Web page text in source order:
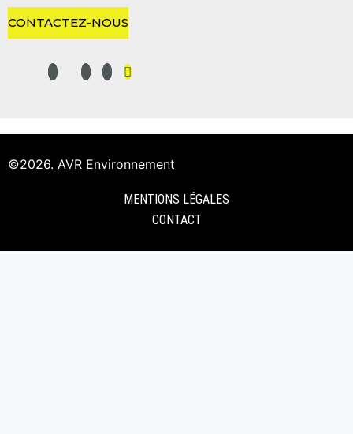
CONTACTEZ-NOUS
©2026. AVR Environnement
MENTIONS LÉGALES
CONTACT